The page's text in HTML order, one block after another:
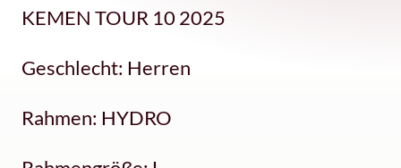
KEMEN TOUR 10 2025
Geschlecht: Herren
Rahmen: HYDRO